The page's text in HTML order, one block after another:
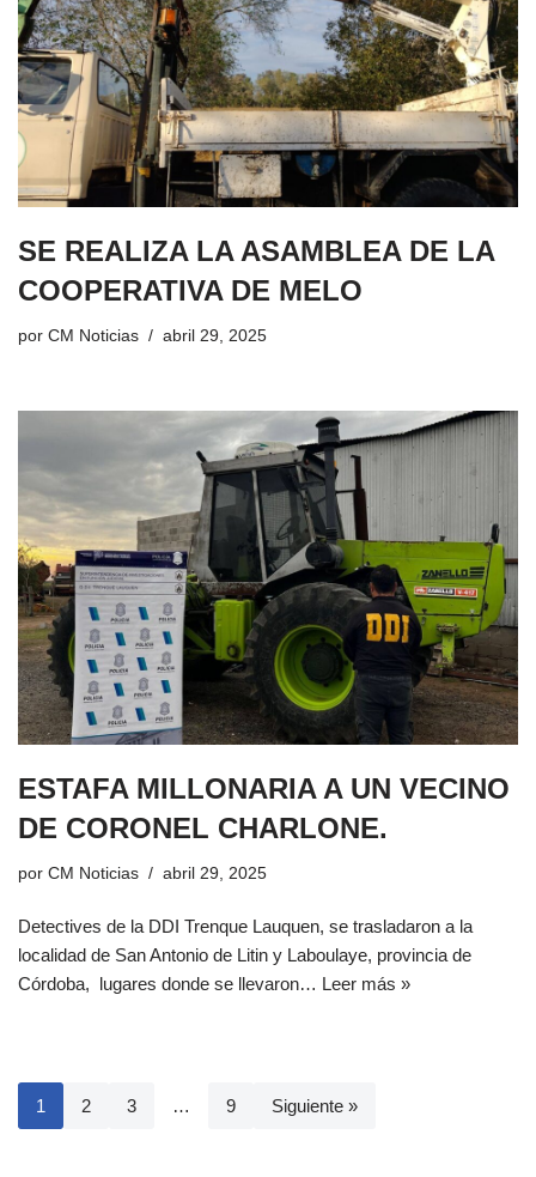
SE REALIZA LA ASAMBLEA DE LA
COOPERATIVA DE MELO
por CM Noticias abril 29, 2025
ESTAFA MILLONARIA A UN VECINO
DE CORONEL CHARLONE.
por CM Noticias abril 29, 2025
Detectives de la DDI Trenque Lauquen, se trasladaron a la
localidad de San Antonio de Litin y Laboulaye, provincia de
Córdoba, lugares donde se llevaron… Leer más »
1 2 3 … 9 Siguiente »